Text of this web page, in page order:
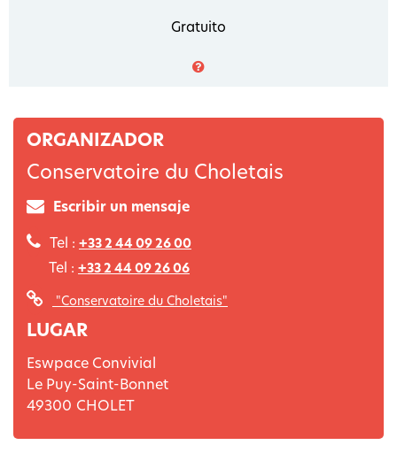
Gratuito
ORGANIZADOR
Conservatoire du Choletais
Escribir un mensaje
Tel : +33 2 44 09 26 00
Tel : +33 2 44 09 26 06
"Conservatoire du Choletais"
LUGAR
Eswpace Convivial
Le Puy-Saint-Bonnet
49300 CHOLET